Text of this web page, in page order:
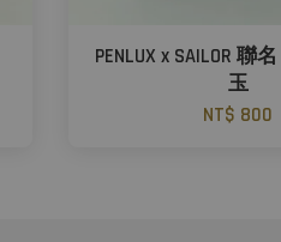
PENLUX x SAILOR 聯
玉
NT$ 800